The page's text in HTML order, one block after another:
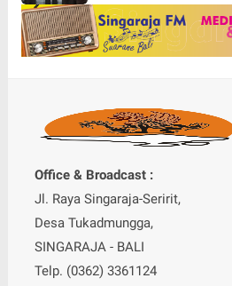
Office & Broadcast :
Jl. Raya Singaraja-Seririt,
Desa Tukadmungga,
SINGARAJA - BALI
Telp. (0362) 3361124